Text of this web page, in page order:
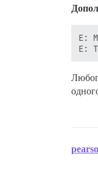
E: